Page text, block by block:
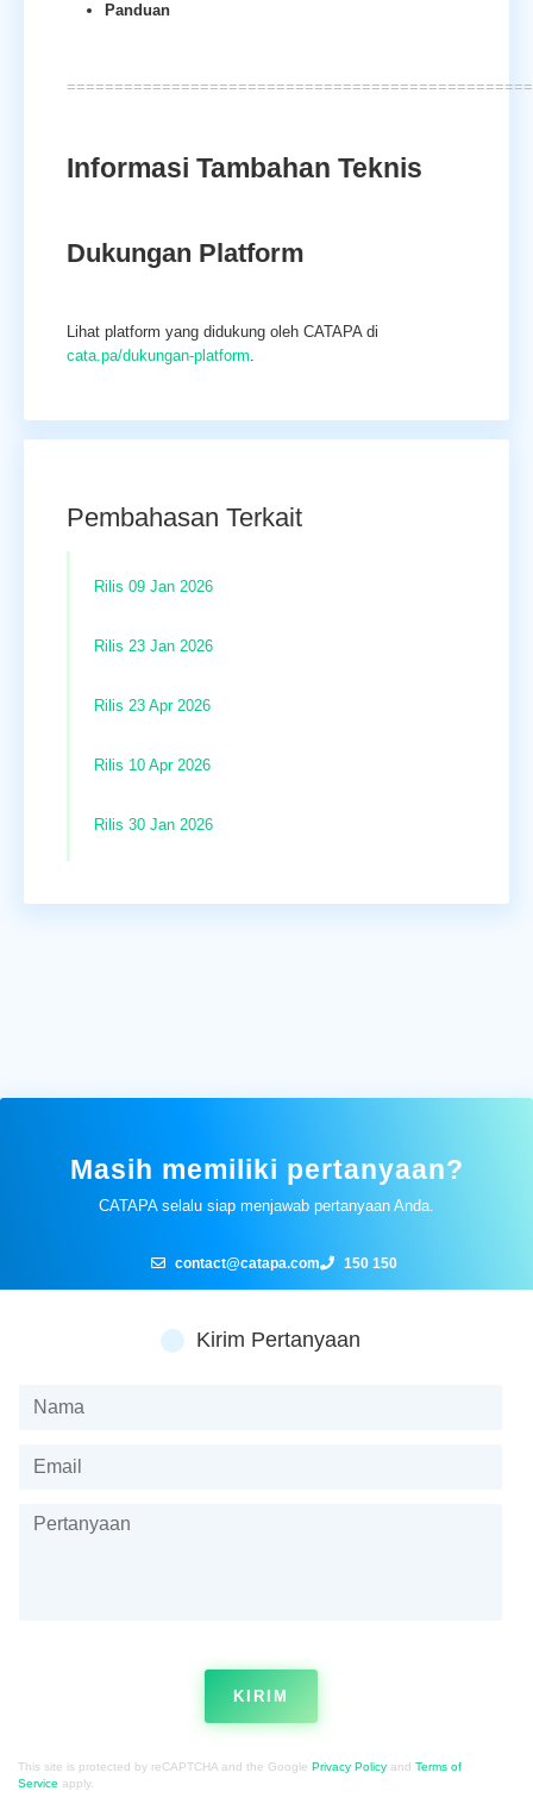
Panduan
Informasi Tambahan Teknis
Dukungan Platform
Lihat platform yang didukung oleh CATAPA di
cata.pa/dukungan-platform.
Pembahasan Terkait
Rilis 09 Jan 2026
Rilis 23 Jan 2026
Rilis 23 Apr 2026
Rilis 10 Apr 2026
Rilis 30 Jan 2026
Masih memiliki pertanyaan?
CATAPA selalu siap menjawab pertanyaan Anda.
contact@catapa.com 150 150
Kirim Pertanyaan
KIRIM
This site is protected by reCAPTCHA and the Google Privacy Policy and Terms of
Service apply.